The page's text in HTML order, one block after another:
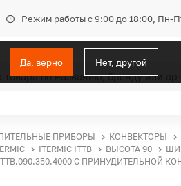
Режим работы с 9:00 до 18:00, Пн-
Да, верно Нет, другой
ПРИБОРЫ КОНВЕКТОРЫ
ITERMIC ITTB ВЫСОТА 90
С ПРИНУДИТЕЛЬНОЙ